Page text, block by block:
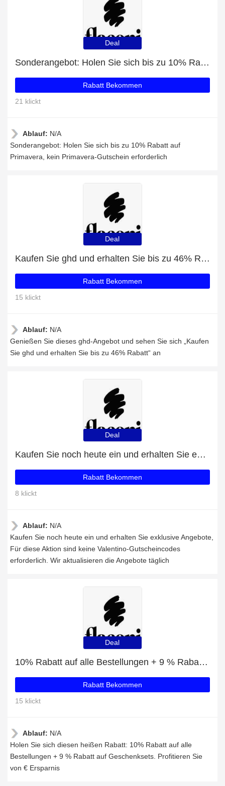
Deal
Sonderangebot: Holen Sie sich bis zu 10% Rabatt auf Primavera
Rabatt Bekommen
21 klickt
Ablauf: N/A
Sonderangebot: Holen Sie sich bis zu 10% Rabatt auf
Primavera, kein Primavera-Gutschein erforderlich
Deal
Kaufen Sie ghd und erhalten Sie bis zu 46% Rabatt
Rabatt Bekommen
15 klickt
Ablauf: N/A
Genießen Sie dieses ghd-Angebot und sehen Sie sich „Kaufen
Sie ghd und erhalten Sie bis zu 46% Rabatt“ an
Deal
Kaufen Sie noch heute ein und erhalten Sie exklusive Angebote
Rabatt Bekommen
8 klickt
Ablauf: N/A
Kaufen Sie noch heute ein und erhalten Sie exklusive Angebote,
Für diese Aktion sind keine Valentino-Gutscheincodes
erforderlich. Wir aktualisieren die Angebote täglich
Deal
10% Rabatt auf alle Bestellungen + 9 % Rabatt auf Geschenksets
Rabatt Bekommen
15 klickt
Ablauf: N/A
Holen Sie sich diesen heißen Rabatt: 10% Rabatt auf alle
Bestellungen + 9 % Rabatt auf Geschenksets. Profitieren Sie
von € Ersparnis